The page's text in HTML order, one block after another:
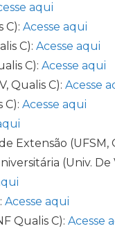
aqui
C): Acesse aqui
C): Acesse aqui
C): Acesse aqui
Qualis C): Acesse
C): Acesse aqui
Extensão (UFSM,
(Univ. De
Acesse aqui
Qualis C): Acesse